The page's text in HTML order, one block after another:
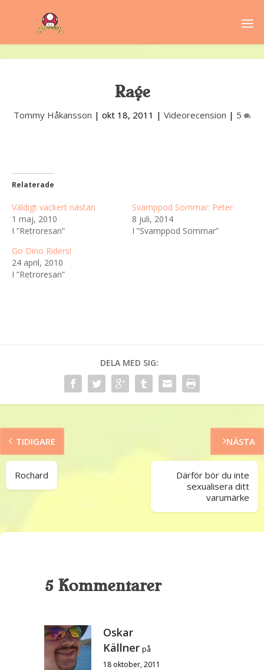
Rage
Tommy Håkansson | okt 18, 2011 | Videorecension | 5
Relaterade
Väldigt vackert nästan
1 maj, 2010
I ”Retroresan”
Svamppod Sommar: Peter
8 juli, 2014
I ”Svamppod Sommar”
Go Dino Riders!
24 april, 2010
I ”Retroresan”
DELA MED SIG:
TIDIGARE
Rochard
NÄSTA
Därför bör du inte
sexualisera ditt
varumärke
5 Kommentarer
Oskar
Källner på
18 oktober, 2011